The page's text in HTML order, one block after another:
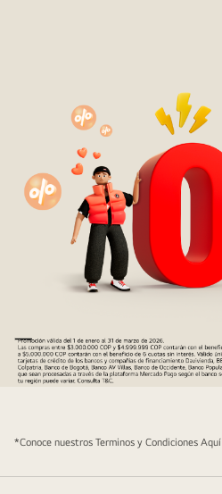
hasta
cuotas
*Conoce nuestros Terminos y Condiciones Aquí